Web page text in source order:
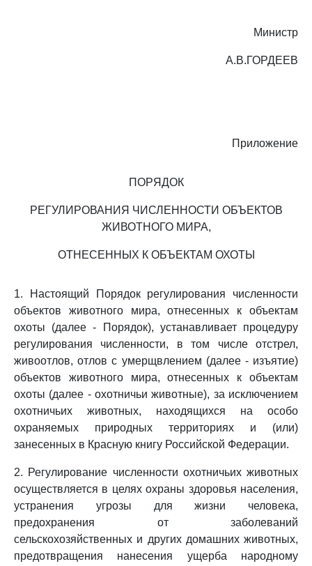
Министр
А.В.ГОРДЕЕВ
Приложение
ПОРЯДОК
РЕГУЛИРОВАНИЯ ЧИСЛЕННОСТИ ОБЪЕКТОВ
ЖИВОТНОГО МИРА,
ОТНЕСЕННЫХ К ОБЪЕКТАМ ОХОТЫ
1. Настоящий Порядок регулирования численности
объектов животного мира, отнесенных к объектам
охоты (далее - Порядок), устанавливает процедуру
регулирования численности, в том числе отстрел,
живоотлов, отлов с умерщвлением (далее - изъятие)
объектов животного мира, отнесенных к объектам
охоты (далее - охотничьи животные), за исключением
охотничьих животных, находящихся на особо
охраняемых природных территориях и (или)
занесенных в Красную книгу Российской Федерации.
2. Регулирование численности охотничьих животных
осуществляется в целях охраны здоровья населения,
устранения угрозы для жизни человека,
предохранения от заболеваний
сельскохозяйственных и других домашних животных,
предотвращения нанесения ущерба народному